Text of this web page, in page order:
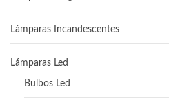
Lámparas Incandescentes
Lámparas Led
Bulbos Led